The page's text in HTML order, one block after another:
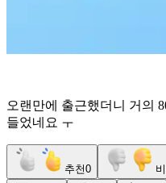
오랜만에 출근했더니 거의
들었네요 ㅜ
추천0